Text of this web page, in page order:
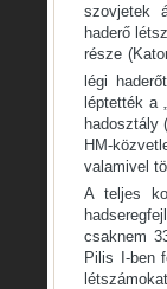
szovjetek
haderő
része
légi
léptették a
hadosztály
HM-
valamivel
A teljes
csaknem
Pilis I-ben